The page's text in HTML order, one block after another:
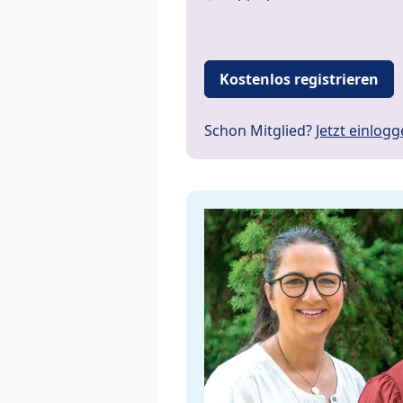
Kostenlos registrieren
Schon Mitglied? Jetzt